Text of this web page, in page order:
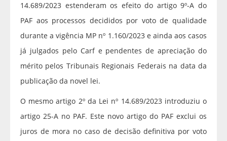
14.689/2023 estenderam os efeito do artigo 9º-A do
PAF aos processos decididos por voto de qualidade
durante a vigência MP nº 1.160/2023 e ainda aos casos
já julgados pelo Carf e pendentes de apreciação do
mérito pelos Tribunais Regionais Federais na data da
publicação da novel lei.
O mesmo artigo 2º da Lei nº 14.689/2023 introduziu o
artigo 25-A no PAF. Este novo artigo do PAF exclui os
juros de mora no caso de decisão definitiva por voto